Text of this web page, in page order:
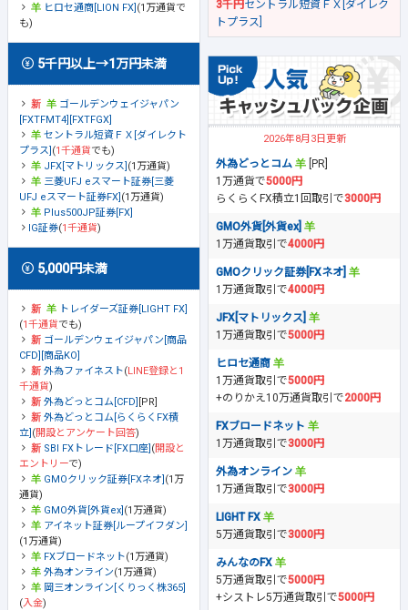
ヒロセ通商[LION FX] (1万通貨で
も)
5千円以上→1万円未満
ゴールデンウェイジャパン
[FXTFMT4][FXTFGX]
セントラル短資ＦＸ[ダイレクト
プラス] (1千通貨でも)
JFX[マトリックス] (1万通貨)
三菱UFJ eスマート証券[三菱
UFJ eスマート証券FX] (1万通貨)
Plus500JP証券[FX]
IG証券(1千通貨)
5,000円未満
トレイダーズ証券[LIGHT FX]
(1千通貨でも)
ゴールデンウェイジャパン[商品
CFD][商品KO]
外為ファイネスト(LINE登録と1
千通貨)
外為どっとコム[CFD] [PR]
外為どっとコム[らくらくFX積
立] (開設とアンケート回答)
SBI FXトレード[FX口座] (開設と
エントリーで)
GMOクリック証券[FXネオ] (1万
通貨)
GMO外貨[外貨ex] (1万通貨)
アイネット証券[ループイフダン]
(1万通貨)
FXブロードネット(1万通貨)
外為オンライン(1万通貨)
岡三オンライン[くりっく株365]
(入金)
3千円セントラル短資ＦＸ[ダイレク
トプラス]
2026年8月3日更新
外為どっとコム
[PR]
1万通貨で5000円
らくらくFX積立1回取引で3000円
GMO外貨[外貨ex]
1万通貨取引で4000円
GMOクリック証券[FXネオ]
1万通貨取引で4000円
JFX[マトリックス]
1万通貨取引で5000円
ヒロセ通商
1万通貨取引で5000円
+のりかえ10万通貨取引で2000円
FXブロードネット
1万通貨取引で3000円
外為オンライン
1万通貨取引で3000円
LIGHT FX
5万通貨取引で3000円
みんなのFX
5万通貨取引で5000円
+シストレ5万通貨取引で5000円